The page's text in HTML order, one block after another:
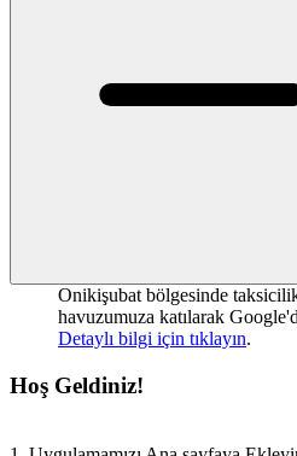
Onikişubat bölgesinde
havuzumuza katılarak
Detaylı bilgi için tıklayın.
Hoş Geldiniz!